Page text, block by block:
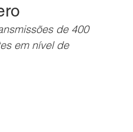
de 400
em nível de